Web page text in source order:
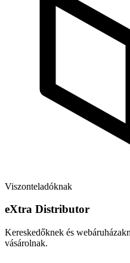
Viszonteladóknak
eXtra Distributor
Kereskedőknek és
vásárolnak.